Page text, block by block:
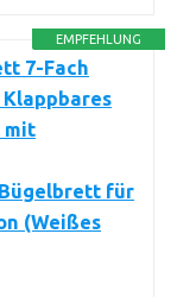
EMPFEHLUNG
7-Fach
mit
für
(Weißes